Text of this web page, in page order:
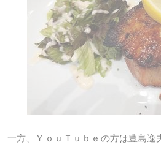
一方、ＹｏｕＴｕｂｅの方は豊島逸